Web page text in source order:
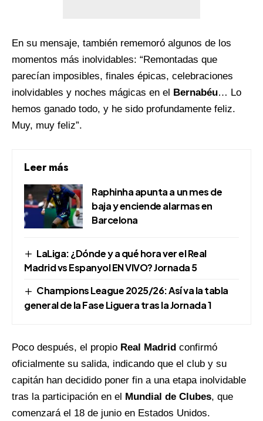
En su mensaje, también rememoró algunos de los
momentos más inolvidables: “Remontadas que
parecían imposibles, finales épicas, celebraciones
inolvidables y noches mágicas en el Bernabéu… Lo
hemos ganado todo, y he sido profundamente feliz.
Muy, muy feliz”.
Leer más
Raphinha apunta a un mes de
baja y enciende alarmas en
Barcelona
LaLiga: ¿Dónde y a qué hora ver el Real
Madrid vs Espanyol EN VIVO? Jornada 5
Champions League 2025/26: Así va la tabla
general de la Fase Liguera tras la Jornada 1
Poco después, el propio Real Madrid confirmó
oficialmente su salida, indicando que el club y su
capitán han decidido poner fin a una etapa inolvidable
tras la participación en el
Mundial de Clubes, que
comenzará el 18 de junio en Estados Unidos.